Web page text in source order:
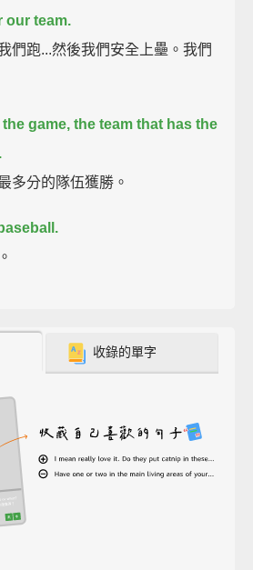
our team.
們跑...然後我們安全上壘。我們
game, the team that has the
多分的隊伍獲勝。
收錄的單字